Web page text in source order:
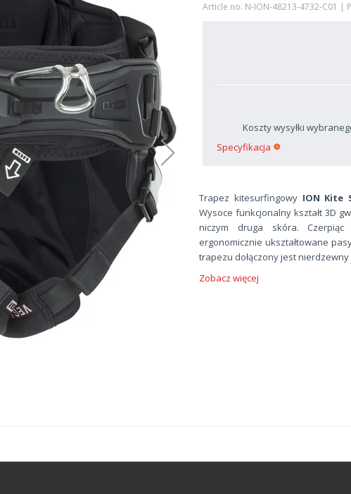
Article no. N-ION-48213-4732-C01 |
Koszty wysyłki
Specyfikacja
Trapez kitesurfingowyION Kite
Wysoce funkcjonalny kształt 3D
niczym druga skóra. Czerpiąc
ergonomicznie ukształtowane
trapezu dołączony jest nierdzewny
Zobacz więcej